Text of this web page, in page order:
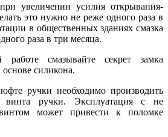
увеличении усилия открывания-
это нужно не реже одного раза в
в общественных зданиях смазка
раза в три месяца.
работе смазывайте секрет замка
основе силикона.
ручки необходимо производить
винта ручки. Эксплуатация с не
может привести к поломке